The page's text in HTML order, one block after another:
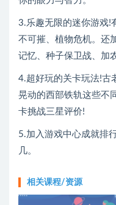
3.乐趣无限的迷你游戏!
不可摧、植物危机。还
记忆、种子保卫战、加
4.超好玩的关卡玩法!古
晃动的西部铁轨这些不
卡挑战三星评价!
5.加入游戏中心成就排
几。
相关课程/资源